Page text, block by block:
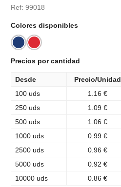
Ref: 99018
Colores disponibles
Precios por cantidad
Desde Precio/Unidad
100 uds
1.16 €
250 uds
1.09 €
500 uds
1.06 €
1000 uds
0.99 €
2500 uds
0.96 €
5000 uds
0.92 €
10000 uds
0.86 €